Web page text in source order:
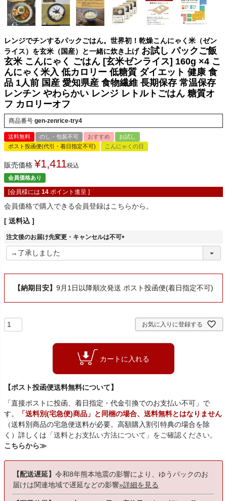
レンジでチンするパックごはん。世界初！乾燥こんにゃく米（ゼン
ライス）を玄米（国産）と一緒に炊き上げ お試し パックご飯
玄米 こんにゃく ごはん [玄米ゼンライス] 160g ×4 こ
んにゃく米入 低カロリー 低糖質 ダイエット 健康 食
品 1人前 国産 愛知県産 食物繊維 長期保存 常温保存
レンチン やわらかい レンジ レトルトごはん 糖質オ
フ カロリーオフ
商品番号 gen-zenrice-try4
送料無料 のし・包装不可 おすすめ
お試し
ポスト投函便(代引・着日指定不可)
こんにゃくの日
販売価格 ¥1,411税込
会員価格あり
[会員様には 14 ポイント進呈 ]
会員価格で購入できる会員登録はこちらから。
送料込
注文後のお届け先変更・キャンセルは不可
(
)
【納期目安】 9月1日以降順次発送 ポスト投函便(着日指定不可)
お気に入りに登録する
カートに入れる
【ポスト投函便送料無料について】
「直接ポストに投函、着日指定・代金引換でのお支払い不可」で
す。
「送料別(宅急便)商品」と同梱の場合、送料無料とはなりません
（送料別商品の宅急便送料が必要。高額購入割引特典の場合を除
く）詳しくは 「送料とお支払い方法について」をご確認ください。
こちらから≫
【配送遅延】 令和8年熊本地震の影響により、ゆうパックのお
届けは関連地域で遅延などの影響»詳細を見る